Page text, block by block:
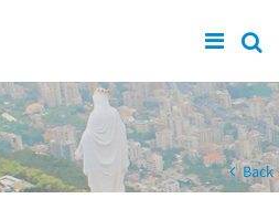
Back